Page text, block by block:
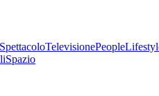
SpettacoloTelevisionePeople
Spazio